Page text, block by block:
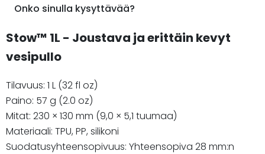
Onko sinulla kysyttävää?
Stow™ 1L - Joustava ja erittäin kevyt
vesipullo
Tilavuus: 1 L (32 fl oz)
Paino: 57 g (2.0 oz)
Mitat: 230 × 130 mm (9,0 × 5,1 tuumaa)
Materiaali: TPU, PP, silikoni
Suodatusyhteensopivuus: Yhteensopiva 28 mm:n